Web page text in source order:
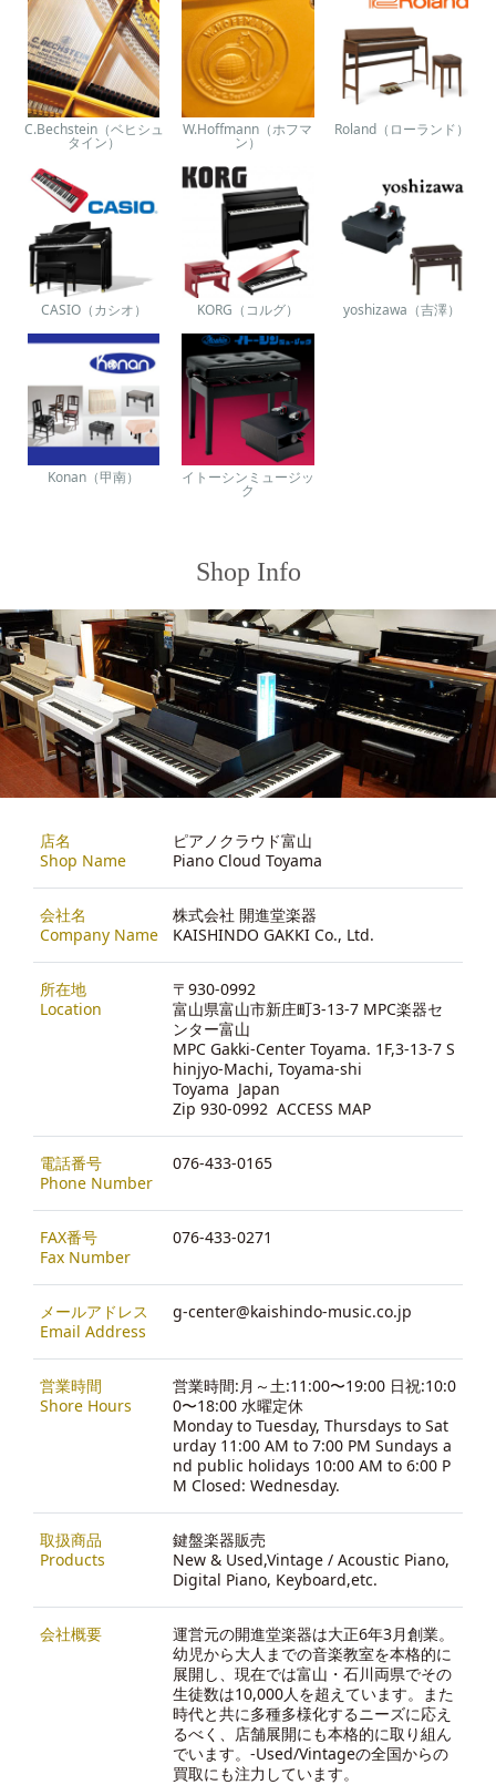
C.Bechstein（ベヒシュ
タイン）
W.Hoffmann（ホフマ
ン）
Roland（ローランド）
CASIO（カシオ） KORG（コルグ） yoshizawa（吉澤）
Konan（甲南） イトーシンミュージッ
ク
Shop Info
店名
Shop Name
ピアノクラウド富山
Piano Cloud Toyama
会社名
Company Name
株式会社 開進堂楽器
KAISHINDO GAKKI Co., Ltd.
所在地
Location
〒930-0992
富山県富山市新庄町3-13-7 MPC楽器セ
ンター富山
MPC Gakki-Center Toyama. 1F,3-13-7 S
hinjyo-Machi, Toyama-shi
Toyama Japan
Zip 930-0992 ACCESS MAP
電話番号
Phone Number
076-433-0165
FAX番号
Fax Number
076-433-0271
メールアドレス
Email Address
g-center@kaishindo-music.co.jp
営業時間
Shore Hours
営業時間:月～土:11:00〜19:00 日祝:10:0
0〜18:00 水曜定休
Monday to Tuesday, Thursdays to Sat
urday 11:00 AM to 7:00 PM Sundays a
nd public holidays 10:00 AM to 6:00 P
M Closed: Wednesday.
取扱商品
Products
鍵盤楽器販売
New & Used,Vintage / Acoustic Piano,
Digital Piano, Keyboard,etc.
会社概要
運営元の開進堂楽器は大正6年3月創業。
幼児から大人までの音楽教室を本格的に
展開し、現在では富山・石川両県でその
生徒数は10,000人を超えています。また
時代と共に多種多様化するニーズに応え
るべく、店舗展開にも本格的に取り組ん
でいます。-Used/Vintageの全国からの
買取にも注力しています。